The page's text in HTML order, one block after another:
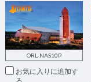
ORL-NAS10P
お気に入りに追加